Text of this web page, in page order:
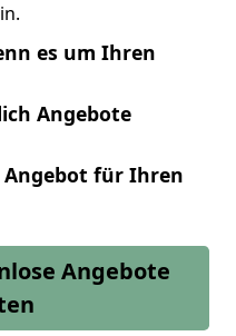
es um Ihren
Angebote
Angebot für Ihren
Angebote